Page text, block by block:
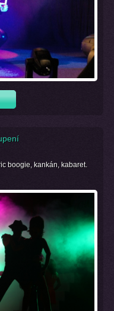
boogie, kankán, kabaret.